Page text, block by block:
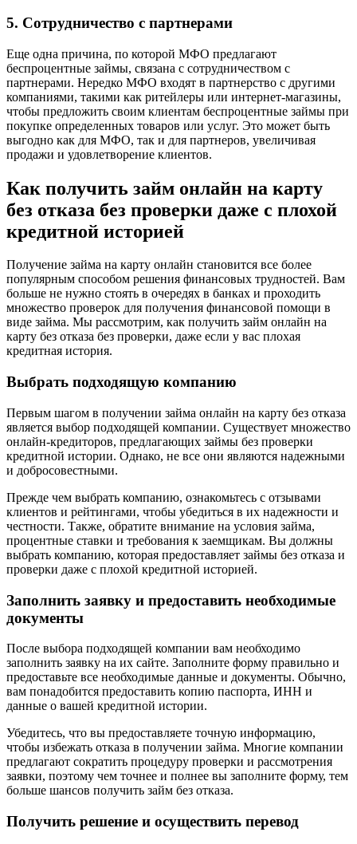
5. Сотрудничество с партнерами
Еще одна причина, по которой МФО предлагают
беспроцентные займы, связана с сотрудничеством с
партнерами. Нередко МФО входят в партнерство с другими
компаниями, такими как ритейлеры или интернет-магазины,
чтобы предложить своим клиентам беспроцентные займы при
покупке определенных товаров или услуг. Это может быть
выгодно как для МФО, так и для партнеров, увеличивая
продажи и удовлетворение клиентов.
Как получить займ онлайн на карту
без отказа без проверки даже с плохой
кредитной историей
Получение займа на карту онлайн становится все более
популярным способом решения финансовых трудностей. Вам
больше не нужно стоять в очередях в банках и проходить
множество проверок для получения финансовой помощи в
виде займа. Мы рассмотрим, как получить займ онлайн на
карту без отказа без проверки, даже если у вас плохая
кредитная история.
Выбрать подходящую компанию
Первым шагом в получении займа онлайн на карту без отказа
является выбор подходящей компании. Существует множество
онлайн-кредиторов, предлагающих займы без проверки
кредитной истории. Однако, не все они являются надежными
и добросовестными.
Прежде чем выбрать компанию, ознакомьтесь с отзывами
клиентов и рейтингами, чтобы убедиться в их надежности и
честности. Также, обратите внимание на условия займа,
процентные ставки и требования к заемщикам. Вы должны
выбрать компанию, которая предоставляет займы без отказа и
проверки даже с плохой кредитной историей.
Заполнить заявку и предоставить необходимые
документы
После выбора подходящей компании вам необходимо
заполнить заявку на их сайте. Заполните форму правильно и
предоставьте все необходимые данные и документы. Обычно,
вам понадобится предоставить копию паспорта, ИНН и
данные о вашей кредитной истории.
Убедитесь, что вы предоставляете точную информацию,
чтобы избежать отказа в получении займа. Многие компании
предлагают сократить процедуру проверки и рассмотрения
заявки, поэтому чем точнее и полнее вы заполните форму, тем
больше шансов получить займ без отказа.
Получить решение и осуществить перевод